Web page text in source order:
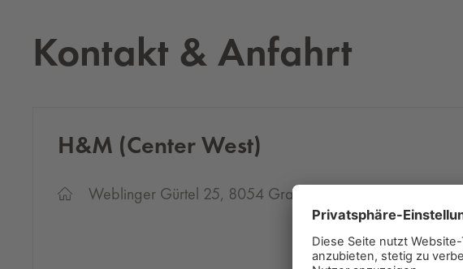
Kontakt & Anfahrt
H&M (Cen­ter West)
Weblinger Gürtel 25, 8054 Graz